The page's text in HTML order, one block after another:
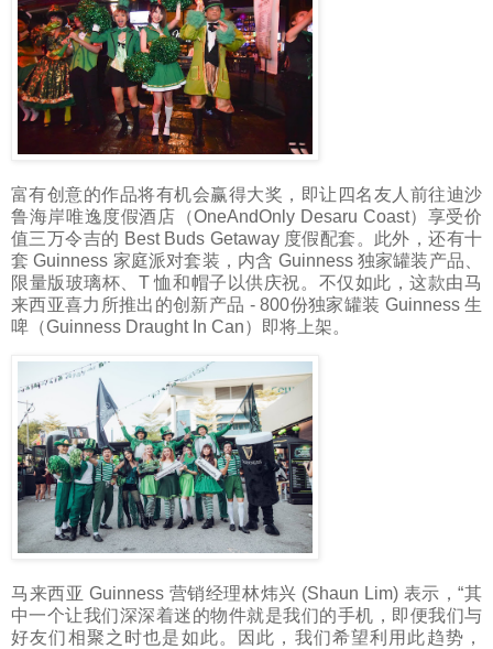
富有创意的作品将有机会赢得大奖，即让四名友人前往迪沙
鲁海岸唯逸度假酒店（OneAndOnly Desaru Coast）享受价
值三万令吉的 Best Buds Getaway 度假配套。此外，还有十
套Guinness 家庭派对套装，内含 Guinness 独家罐装产品、
限量版玻璃杯、T 恤和帽子以供庆祝。不仅如此，这款由马
来西亚喜力所推出的创新产品 - 800份独家罐装 Guinness生
啤（Guinness Draught In Can）即将上架。
马来西亚 Guinness 营销经理林炜兴 (Shaun Lim) 表示，“其
中一个让我们深深着迷的物件就是我们的手机，即便我们与
好友们相聚之时也是如此。因此，我们希望利用此趋势，